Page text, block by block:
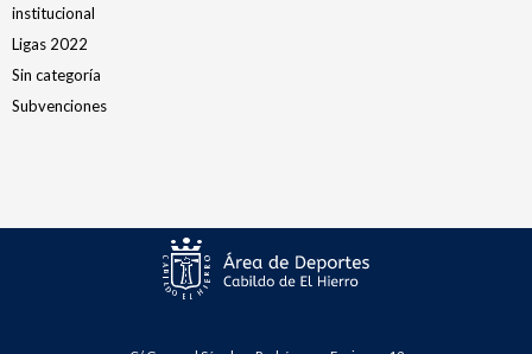
institucional
Ligas 2022
Sin categoría
Subvenciones